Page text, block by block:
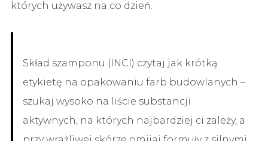
których używasz na co dzień.
Skład szamponu (INCI) czytaj jak krótką
etykietę na opakowaniu farb budowlanych –
szukaj wysoko na liście substancji
aktywnych, na których najbardziej ci zależy, a